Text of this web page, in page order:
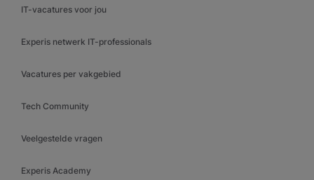
IT-vacatures voor jou
Experis netwerk IT-professionals
Vacatures per vakgebied
Tech Community
Veelgestelde vragen
Experis Academy